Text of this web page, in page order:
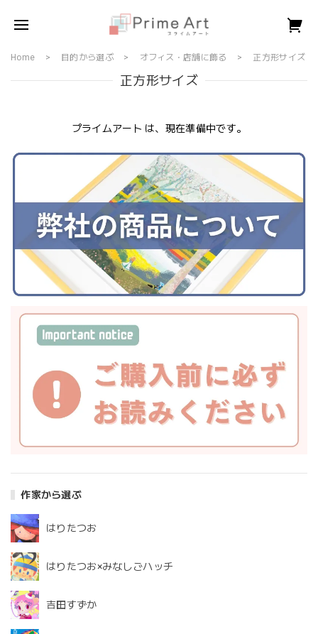
作家から選ぶ
はりたつお
はりたつお×みなしごハッチ
吉田すずか
Home 目的から選ぶ オフィス・店舗に飾る 正方形サイズ
正方形サイズ
プライムアート は、現在準備中です。